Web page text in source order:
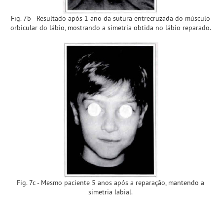
Fig. 7b - Resultado após 1 ano da sutura entrecruzada do músculo
orbicular do lábio, mostrando a simetria obtida no lábio reparado.
Fig. 7c - Mesmo paciente 5 anos após a reparação, mantendo a
simetria labial.